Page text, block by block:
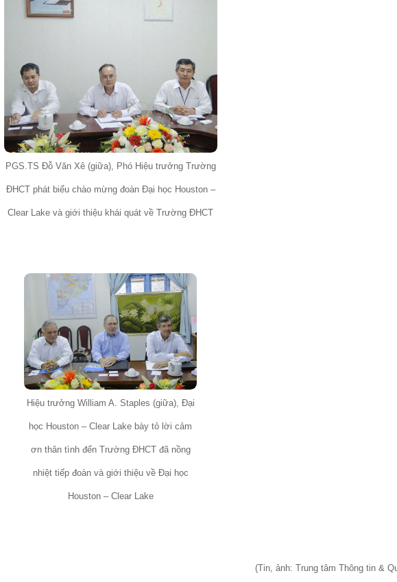
PGS.TS Đỗ Văn Xê (giữa), Phó Hiệu trưởng Trường
ĐHCT phát biểu chào mừng đoàn Đại học Houston –
Clear Lake và giới thiệu khái quát về Trường ĐHCT
Hiệu trưởng William A. Staples (giữa), Đại
học Houston – Clear Lake bày tỏ lời cảm
ơn thân tình đến Trường ĐHCT đã nồng
nhiệt tiếp đoàn và giới thiệu về Đại học
Houston – Clear Lake
(Tin, ảnh: Trung tâm Thông tin &